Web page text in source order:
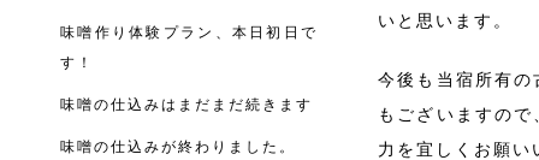
味噌作り体験プラン、本日初日で
す！
味噌の仕込みはまだまだ続きます
味噌の仕込みが終わりました。
いと思います。
今後も当宿所有
もございますの
力を宜しくお願い